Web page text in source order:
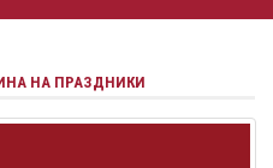
НА ПРАЗДНИКИ